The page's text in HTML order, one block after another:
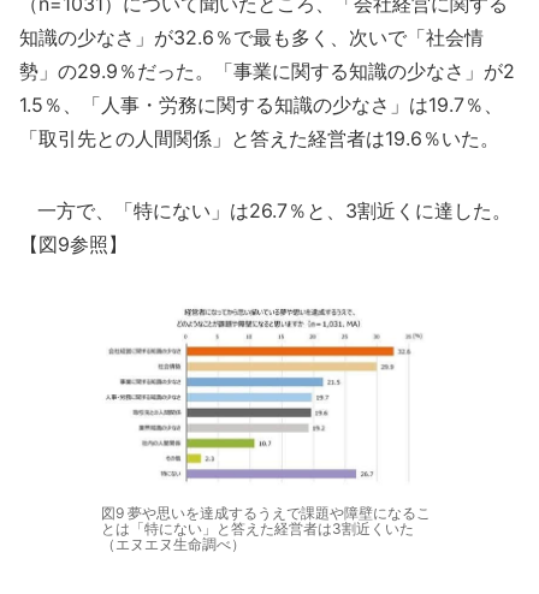
知識の少なさ」が32.6％で最も多く、次いで「社会情
勢」の29.9％だった。「事業に関する知識の少なさ」が2
1.5％、「人事・労務に関する知識の少なさ」は19.7％、
「取引先との人間関係」と答えた経営者は19.6％いた。
一方で、「特にない」は26.7％と、3割近くに達した。
【図9参照】
図9 夢や思いを達成するうえで課題や障壁になるこ
とは「特にない」と答えた経営者は3割近くいた
（エヌエヌ生命調べ）